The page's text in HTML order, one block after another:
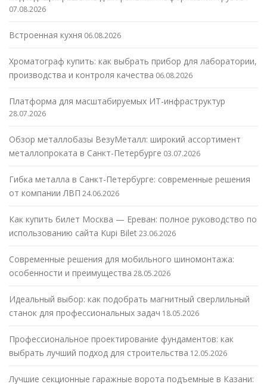
07.08.2026
Встроенная кухня 06.08.2026
Хроматограф купить: как выбрать прибор для лаборатории,
производства и контроля качества 06.08.2026
Платформа для масштабируемых ИТ-инфраструктур
28.07.2026
Обзор металлобазы ВезуМеталл: широкий ассортимент
металлопроката в Санкт-Петербурге 03.07.2026
Гибка металла в Санкт-Петербурге: современные решения
от компании ЛВП 24.06.2026
Как купить билет Москва — Ереван: полное руководство по
использованию сайта Kupi Bilet23.06.2026
Современные решения для мобильного шиномонтажа:
особенности и преимущества 28.05.2026
Идеальный выбор: как подобрать магнитный сверлильный
станок для профессиональных задач 18.05.2026
Профессиональное проектирование фундаментов: как
выбрать лучший подход для строительства 12.05.2026
Лучшие секционные гаражные ворота подъемные в Казани: